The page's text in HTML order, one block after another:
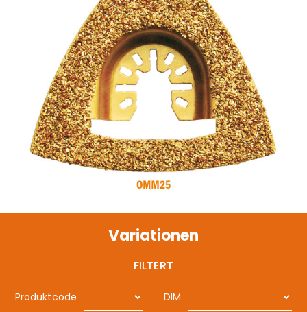
Variationen
FILTERT
Produktcode DIM